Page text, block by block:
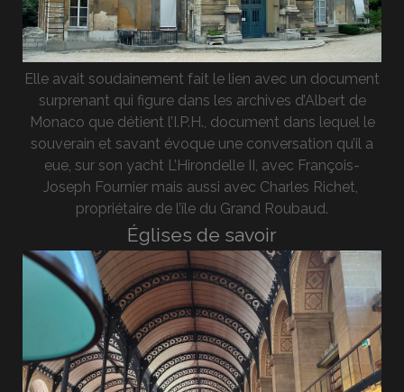
Elle avait soudainement fait le lien avec un document
surprenant qui figure dans les archives d’Albert de
Monaco que détient l’I.P.H., document dans lequel le
souverain et savant évoque une conversation qu’il a
eue, sur son yacht L’Hirondelle II, avec François-
Joseph Fournier mais aussi avec Charles Richet,
propriétaire de l’île du Grand Roubaud.
Églises de savoir